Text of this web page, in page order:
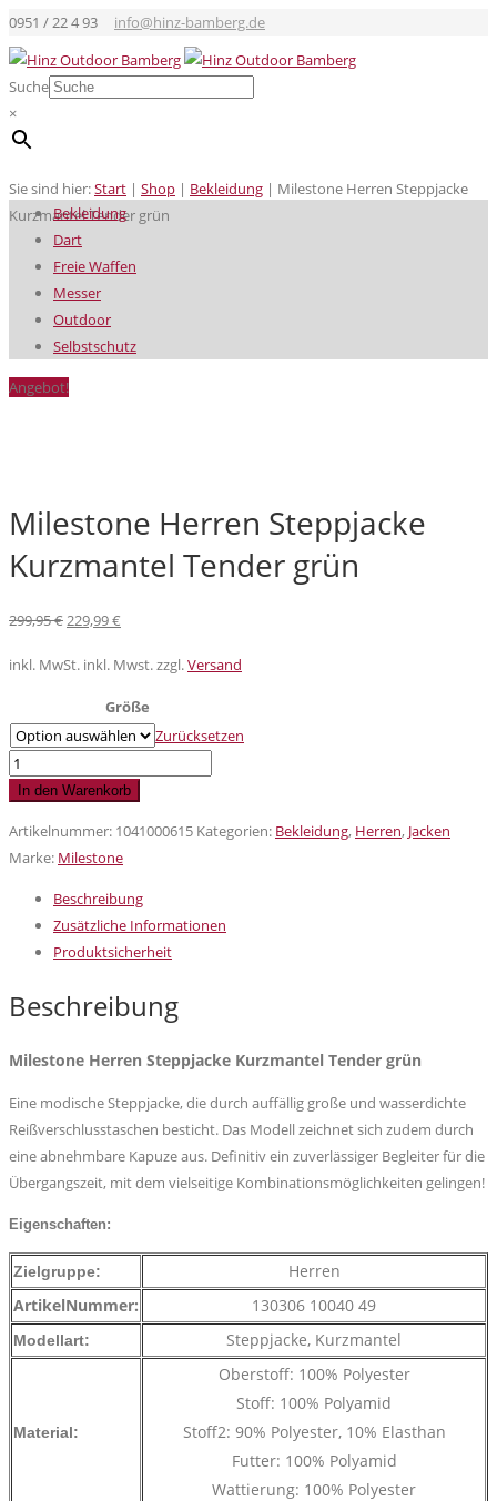
0951 / 22 4 93 info@hinz-bamberg.de
Suche
×
Sie sind hier:Start | Shop | Bekleidung | Milestone Herren Steppjacke
Kurzmantel Tender grün
Bekleidung
Dart
Freie Waffen
Messer
Outdoor
Selbstschutz
Angebot!
Milestone Herren Steppjacke
Kurzmantel Tender grün
299,95€ Ursprünglicher
war:
299,95 €
229,99€
ist:
229,99 €.
inkl. MwSt. inkl. Mwst. zzgl.Versand
Größe
Zurücksetzen
Milestone
Herren
Kurzmantel
Tender
grün
Menge
In den Warenkorb
Artikelnummer: 1041000615 Kategorien: Bekleidung, Herren, Jacken
Marke: Milestone
Beschreibung
Zusätzliche Informationen
Produktsicherheit
Beschreibung
Milestone Herren Steppjacke Kurzmantel Tender grün
Eine modische Steppjacke, die durch auffällig große und wasserdichte
Reißverschlusstaschen besticht. Das Modell zeichnet sich zudem durch
eine abnehmbare Kapuze aus. Definitiv ein zuverlässiger Begleiter für die
Übergangszeit, mit dem vielseitige Kombinationsmöglichkeiten gelingen!
Eigenschaften:
Zielgruppe:
Herren
ArtikelNummer:
130306 10040 49
Modellart: Steppjacke, Kurzmantel
Material:
Oberstoff: 100% Polyester
Stoff: 100% Polyamid
Stoff2: 90% Polyester, 10% Elasthan
Futter: 100% Polyamid
Wattierung: 100% Polyester